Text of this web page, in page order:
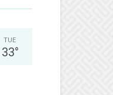
TUE
33°